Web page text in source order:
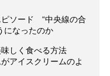
ピソード “中央線の合
になったのか
味しく食べる方法
アイスクリームのよ